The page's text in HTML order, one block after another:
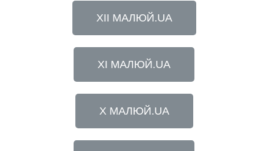
XII МАЛЮЙ.UA
XI МАЛЮЙ.UA
X МАЛЮЙ.UA